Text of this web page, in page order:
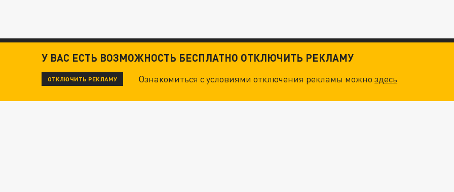
У ВАС ЕСТЬ ВОЗМОЖНОСТЬ БЕСПЛАТНО ОТКЛЮЧИТЬ РЕКЛАМУ
ОТКЛЮЧИТЬ РЕКЛАМУ Ознакомиться с условиями отключения рекламы можноздесь